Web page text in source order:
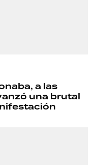
a las
una brutal